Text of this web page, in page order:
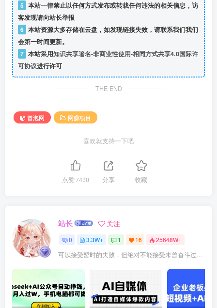
5 本站一律禁止以任何方式发布或转载任何违法的相关信息，访
客发现请向站长举报
6 本站资源大多存储在云盘，如发现链接失效，请联系我们我们
会第一时间更新。
7 本站采用知识共享署名-非商业性使用-相同方式共享4.0国际许
可协议进行许可
THE END
冒泡网 网赚项目
喜欢就支持一下吧
点赞7430 分享 收藏
站长 关注
0 3.3W+ 1 16 25648W+
可以接受暂时的失败，但绝对不能接受未曾奋斗过的自己